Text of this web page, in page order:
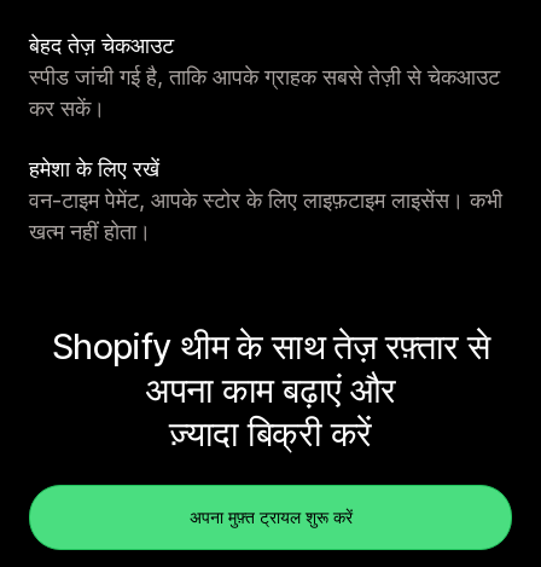
बेहद तेज़ चेकआउट
स्पीड जांची गई है, ताकि आपके ग्राहक सबसे तेज़ी से चेकआउट
कर सकें।
हमेशा के लिए रखें
वन-टाइम पेमेंट, आपके स्टोर के लिए लाइफ़टाइम लाइसेंस। कभी
खत्म नहीं होता।
Shopify थीम के साथ तेज़ रफ़्तार से
अपना काम बढ़ाएं और
ज़्यादा बिक्री करें
अपना मुफ़्त ट्रायल शुरू करें